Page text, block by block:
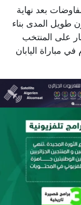
بعد نهاية
طويل المدى بناء
على المنتخب
, حيث انهزم في مباراة اليابان